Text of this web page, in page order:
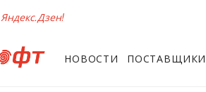
Яндекс.Дзен!
НОВОСТИ ПОСТАВЩИКИ